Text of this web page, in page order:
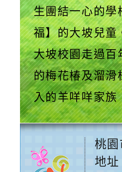
生團結一心的學
福】的大坡兒童
大坡校園走過百
的梅花椿及溜滑
入的羊咩咩家族
桃
地址